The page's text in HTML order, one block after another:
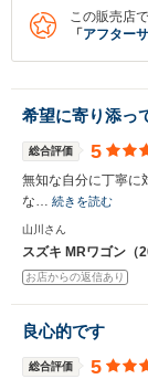
この販売店
「 アフター
希望に寄り添っ
総合評価 5
無知な自分に丁寧に
な… 続きを読む
山川さん
スズキ MRワゴン（
お店からの返信あり
良心的です
総合評価 5